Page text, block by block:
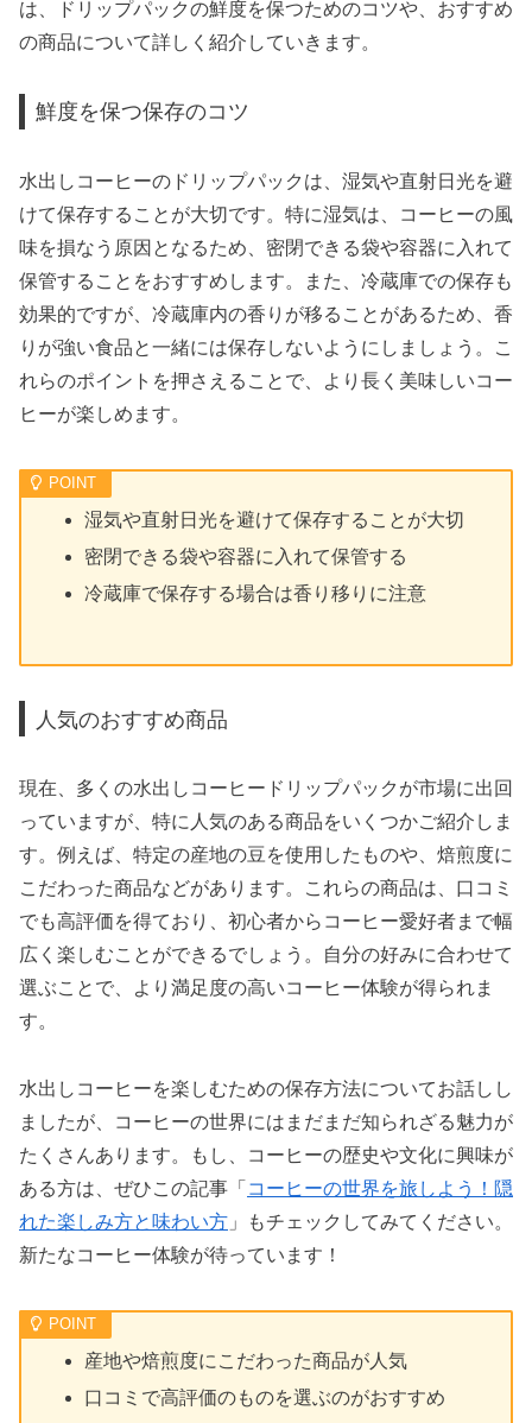
は、ドリップパックの鮮度を保つためのコツや、おすすめ
の商品について詳しく紹介していきます。
鮮度を保つ保存のコツ
水出しコーヒーのドリップパックは、湿気や直射日光を避
けて保存することが大切です。特に湿気は、コーヒーの風
味を損なう原因となるため、密閉できる袋や容器に入れて
保管することをおすすめします。また、冷蔵庫での保存も
効果的ですが、冷蔵庫内の香りが移ることがあるため、香
りが強い食品と一緒には保存しないようにしましょう。こ
れらのポイントを押さえることで、より長く美味しいコー
ヒーが楽しめます。
湿気や直射日光を避けて保存することが大切
密閉できる袋や容器に入れて保管する
冷蔵庫で保存する場合は香り移りに注意
人気のおすすめ商品
現在、多くの水出しコーヒードリップパックが市場に出回
っていますが、特に人気のある商品をいくつかご紹介しま
す。例えば、特定の産地の豆を使用したものや、焙煎度に
こだわった商品などがあります。これらの商品は、口コミ
でも高評価を得ており、初心者からコーヒー愛好者まで幅
広く楽しむことができるでしょう。自分の好みに合わせて
選ぶことで、より満足度の高いコーヒー体験が得られま
す。
水出しコーヒーを楽しむための保存方法についてお話しし
ましたが、コーヒーの世界にはまだまだ知られざる魅力が
たくさんあります。もし、コーヒーの歴史や文化に興味が
ある方は、ぜひこの記事「 コーヒーの世界を旅しよう！隠
れた楽しみ方と味わい方 」もチェックしてみてください。
新たなコーヒー体験が待っています！
産地や焙煎度にこだわった商品が人気
口コミで高評価のものを選ぶのがおすすめ